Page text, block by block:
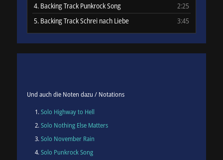
4. Backing Track Punkrock Song
2:25
5. Backing Track Schrei nach Liebe 3:45
Und auch die Noten dazu / Notations
Solo Highway to Hell
Solo Nothing Else Matters
Solo November Rain
Solo Punkrock Song